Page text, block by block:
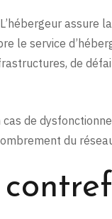
assure
le service
de
de
du